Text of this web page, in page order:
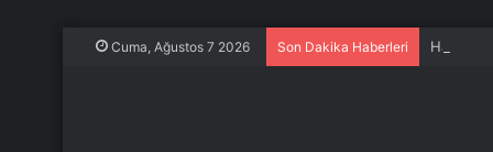
Cuma, Ağustos 7 2026 Son Dakika Haberleri